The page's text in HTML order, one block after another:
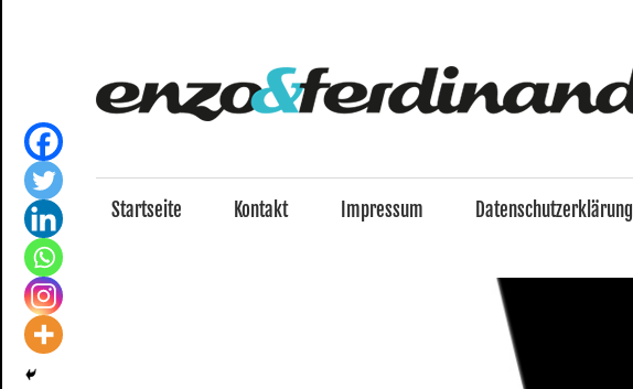
springen
Startseite Kontakt Impressum Datenschutzerklärung